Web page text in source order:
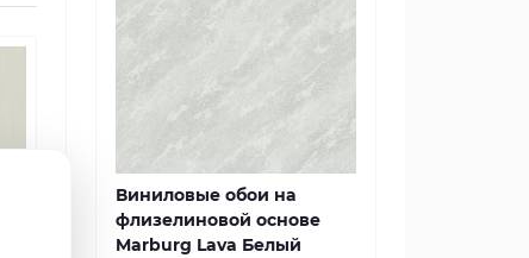
Виниловые обои на
флизелиновой основе
Marburg Lava Белый